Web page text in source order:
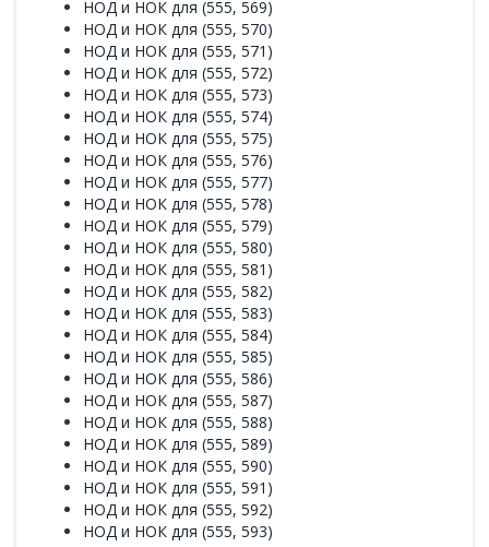
НОД и НОК для (555, 569)
НОД и НОК для (555, 570)
НОД и НОК для (555, 571)
НОД и НОК для (555, 572)
НОД и НОК для (555, 573)
НОД и НОК для (555, 574)
НОД и НОК для (555, 575)
НОД и НОК для (555, 576)
НОД и НОК для (555, 577)
НОД и НОК для (555, 578)
НОД и НОК для (555, 579)
НОД и НОК для (555, 580)
НОД и НОК для (555, 581)
НОД и НОК для (555, 582)
НОД и НОК для (555, 583)
НОД и НОК для (555, 584)
НОД и НОК для (555, 585)
НОД и НОК для (555, 586)
НОД и НОК для (555, 587)
НОД и НОК для (555, 588)
НОД и НОК для (555, 589)
НОД и НОК для (555, 590)
НОД и НОК для (555, 591)
НОД и НОК для (555, 592)
НОД и НОК для (555, 593)